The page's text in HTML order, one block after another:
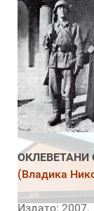
ОКЛЕВЕТАНИ
(Владика
Издато: 2007.